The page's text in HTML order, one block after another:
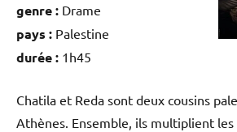
genre : Drame
pays : Palestine
durée : 1h45
Chatila et Reda sont deux cousins
Athènes. Ensemble, ils multiplient